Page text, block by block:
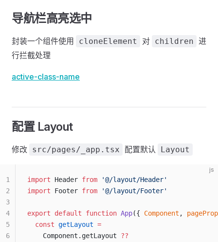
导航栏高亮选中
封装一个组件使用 cloneElement 对 children 进
行拦截处理
active-class-name
配置 Layout
修改 src/pages/_app.tsx 配置默认 Layout
js
import Header from '@/layout/Header'
import Footer from '@/layout/Footer'
export default function App({ Component ,
  const
getLayout =
    Component.getLayout
??
1
2
3
4
5
6